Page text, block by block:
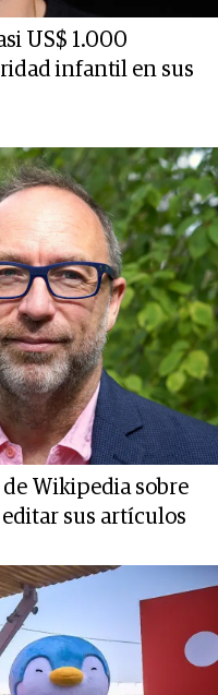
US$ 1.000
infantil en sus
Wikipedia sobre
editar sus artículos